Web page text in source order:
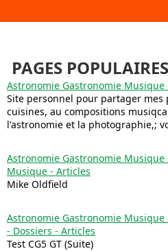
PAGES
Astronomie Gastronomie Musique
Site personnel pour partager mes
cuisines, au compositions
l'astronomie et la photographie,;
Astronomie Gastronomie
Musique - Articles
Mike Oldfield
Astronomie Gastronomie Musique
- Dossiers - Articles
Test CG5 GT (Suite)